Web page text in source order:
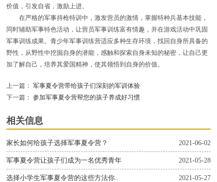
价值，引发自省，激励上进。
在严格的军事持枪特训中，激发营员的激情，掌握特种兵基本技能，
同时辅助军事特色活动，让营员军事训练富有情趣，并在游戏活动中巩固
军事训练成果。青少年军事训练营适应多种生存环境，找回自身所具备的
野性，从野性中挖掘自身的潜能，感触和探索自身未知的秘密，让自己更
加了解自己，培养其爱国精神，使其领悟到自身的价值。
上一篇： 军事夏令营带给孩子们深刻的军训体验
下一篇： 参加军事夏令营帮您的孩子养成好习惯
相关信息
2021-06-02
家长如何给孩子选择军事夏令营？
2021-05-28
军事夏令营让孩子们成为一名优秀青年
2021-05-27
选择小学生军事夏令营的这些方法你..